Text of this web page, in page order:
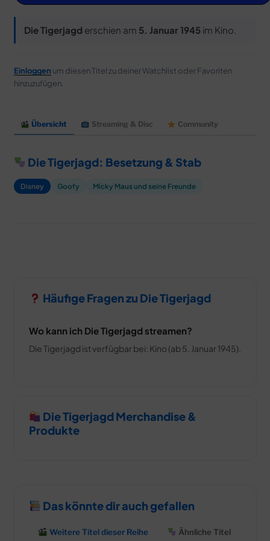
DEALS
Die Tigerjagd erschien am 5. Januar 1945im Kino.
Einloggen um diesen Titel zu deiner Watchlist oder Favoriten
hinzuzufügen.
Übersicht Streaming & Disc Community
Die Tigerjagd: Besetzung & Stab
Disney Goofy Micky Maus und seine Freunde
Häufige Fragen zu Die Tigerjagd
Wo kann ich Die Tigerjagd streamen?
Die Tigerjagd ist verfügbar bei: Kino (ab 5. Januar 1945).
Die Tigerjagd Merchandise &
Produkte
Das könnte dir auch gefallen
Weitere Titel dieser Reihe
Ähnliche Titel